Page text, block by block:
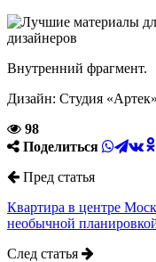
Внутренний фрагмент.
Дизайн: Студия
98
Поделиться
Пред статья
Квартира в центре
необычной
След статья